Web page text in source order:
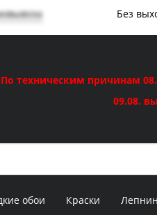
Без
По техническим причинам
09.08.
обои Краски